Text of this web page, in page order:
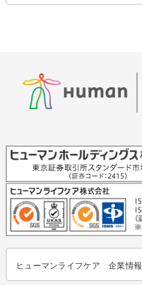
ヒューマンライフケア 企業情報